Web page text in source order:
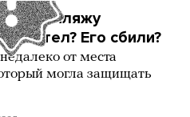
по пляжу
летел? Его сбили?
от места
могла защищать